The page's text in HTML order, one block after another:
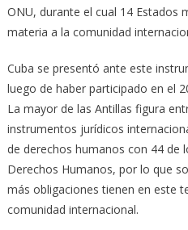
ONU, durante el cual 14 Estados
materia a la comunidad
Cuba se presentó ante este
luego de haber participado en el
La mayor de las Antillas figura
instrumentos jurídicos
de derechos humanos con 44 de
Derechos Humanos, por lo que
más obligaciones tienen en este
comunidad internacional.